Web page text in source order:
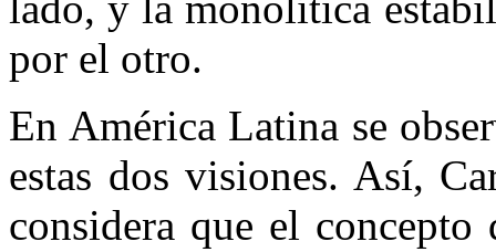
por el otro.
En América Latina se
estas dos visiones. Así,
considera que el